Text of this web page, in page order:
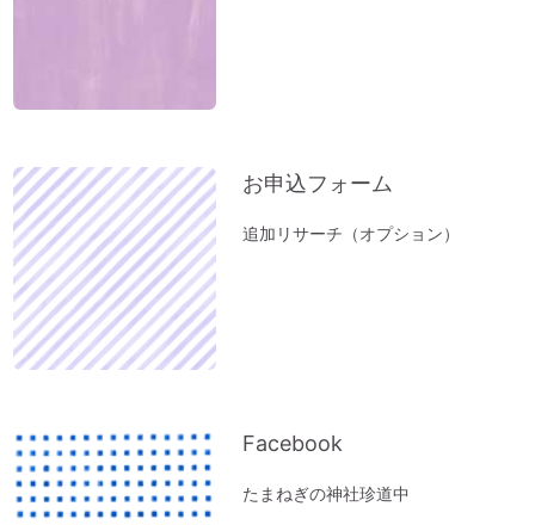
１分間、美しい音色をお楽しみください～
オルゴール療法の音
「初詣」もいいけれど、年内に参拝するの
が吉。「年末詣」「大祓（おおはらえ）」
のススメ。
お寺を浄化する「お寺ヒーリング」はじめ
体調の悪い方にオススメ「オルゴール療法
（動画）」
『限りある時間の使い方』～実家の断捨離
お申込フォーム
追加リサーチ（オプション）
Facebook
たまねぎの神社珍道中